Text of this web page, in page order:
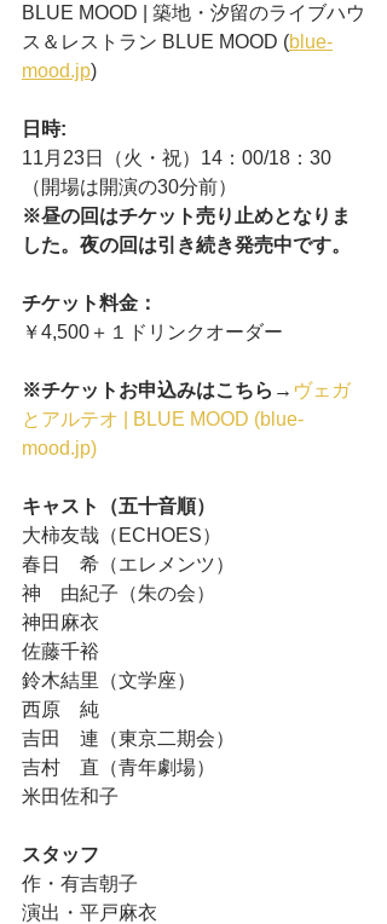
BLUE MOOD | 築地・汐留のライブハウ
ス＆レストラン BLUE MOOD (blue-
mood.jp)
日時:
11月23日（火・祝）14：00/18：30
（開場は開演の30分前）
※昼の回はチケット売り止めとなりま
した。夜の回は引き続き発売中です。
チケット料金：
￥4,500＋１ドリンクオーダー
※チケットお申込みはこちら→ ヴェガ
とアルテオ | BLUE MOOD (blue-
mood.jp)
キャスト（五十音順）
大柿友哉（ECHOES）
春日　希（エレメンツ）
神　由紀子（朱の会）
神田麻衣
佐藤千裕
鈴木結里（文学座）
西原　純
吉田　連（東京二期会）
吉村　直（青年劇場）
米田佐和子
スタッフ
作・有吉朝子
演出・平戸麻衣